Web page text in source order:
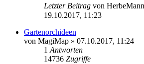
Letzter Beitrag von
19.10.2017, 11:23
Gartenorchideen
von MagiMap » 07.10.2017, 11:24
1 Antworten
14736 Zugriffe